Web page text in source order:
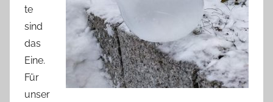
te
sind
das
Eine.
Für
unser